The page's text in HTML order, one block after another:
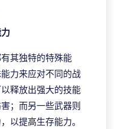
其独特的特殊能
力来应对不同的战
释放出强大的技能
；而另一些武器则
以提高生存能力。